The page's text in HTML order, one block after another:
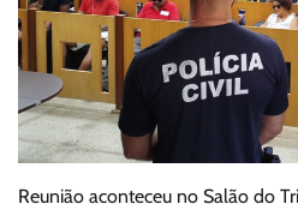
Reunião aconteceu no Salão do